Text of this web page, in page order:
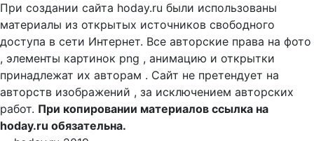
При создании сайта hoday.ru были использованы
материалы из открытых источников свободного
доступа в сети Интернет. Все авторские права на фото
, элементы картинок png , анимацию и открытки
принадлежат их авторам . Сайт не претендует на
авторств изображений , за исключением авторских
работ. При копировании материалов ссылка на
hoday.ru обязательна.